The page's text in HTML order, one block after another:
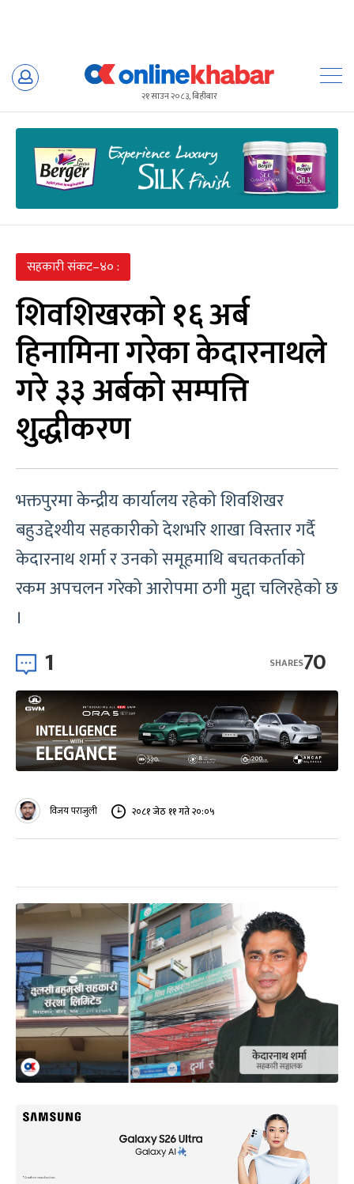
Skip
२१ साउन २०८३, बिहीबार
सहकारी संकट–४० :
शिवशिखरको १६ अर्ब
हिनामिना गरेका केदारनाथले
गरे ३३ अर्बको सम्पत्ति
शुद्धीकरण
भक्तपुरमा केन्द्रीय कार्यालय रहेको शिवशिखर
बहुउद्देश्यीय सहकारीको देशभरि शाखा विस्तार गर्दै
केदारनाथ शर्मा र उनको समूहमाथि बचतकर्ताको
रकम अपचलन गरेको आरोपमा ठगी मुद्दा चलिरहेको छ
।
1 70
SHARES
विजय पराजुली २०८१ जेठ ११ गते २०:०५